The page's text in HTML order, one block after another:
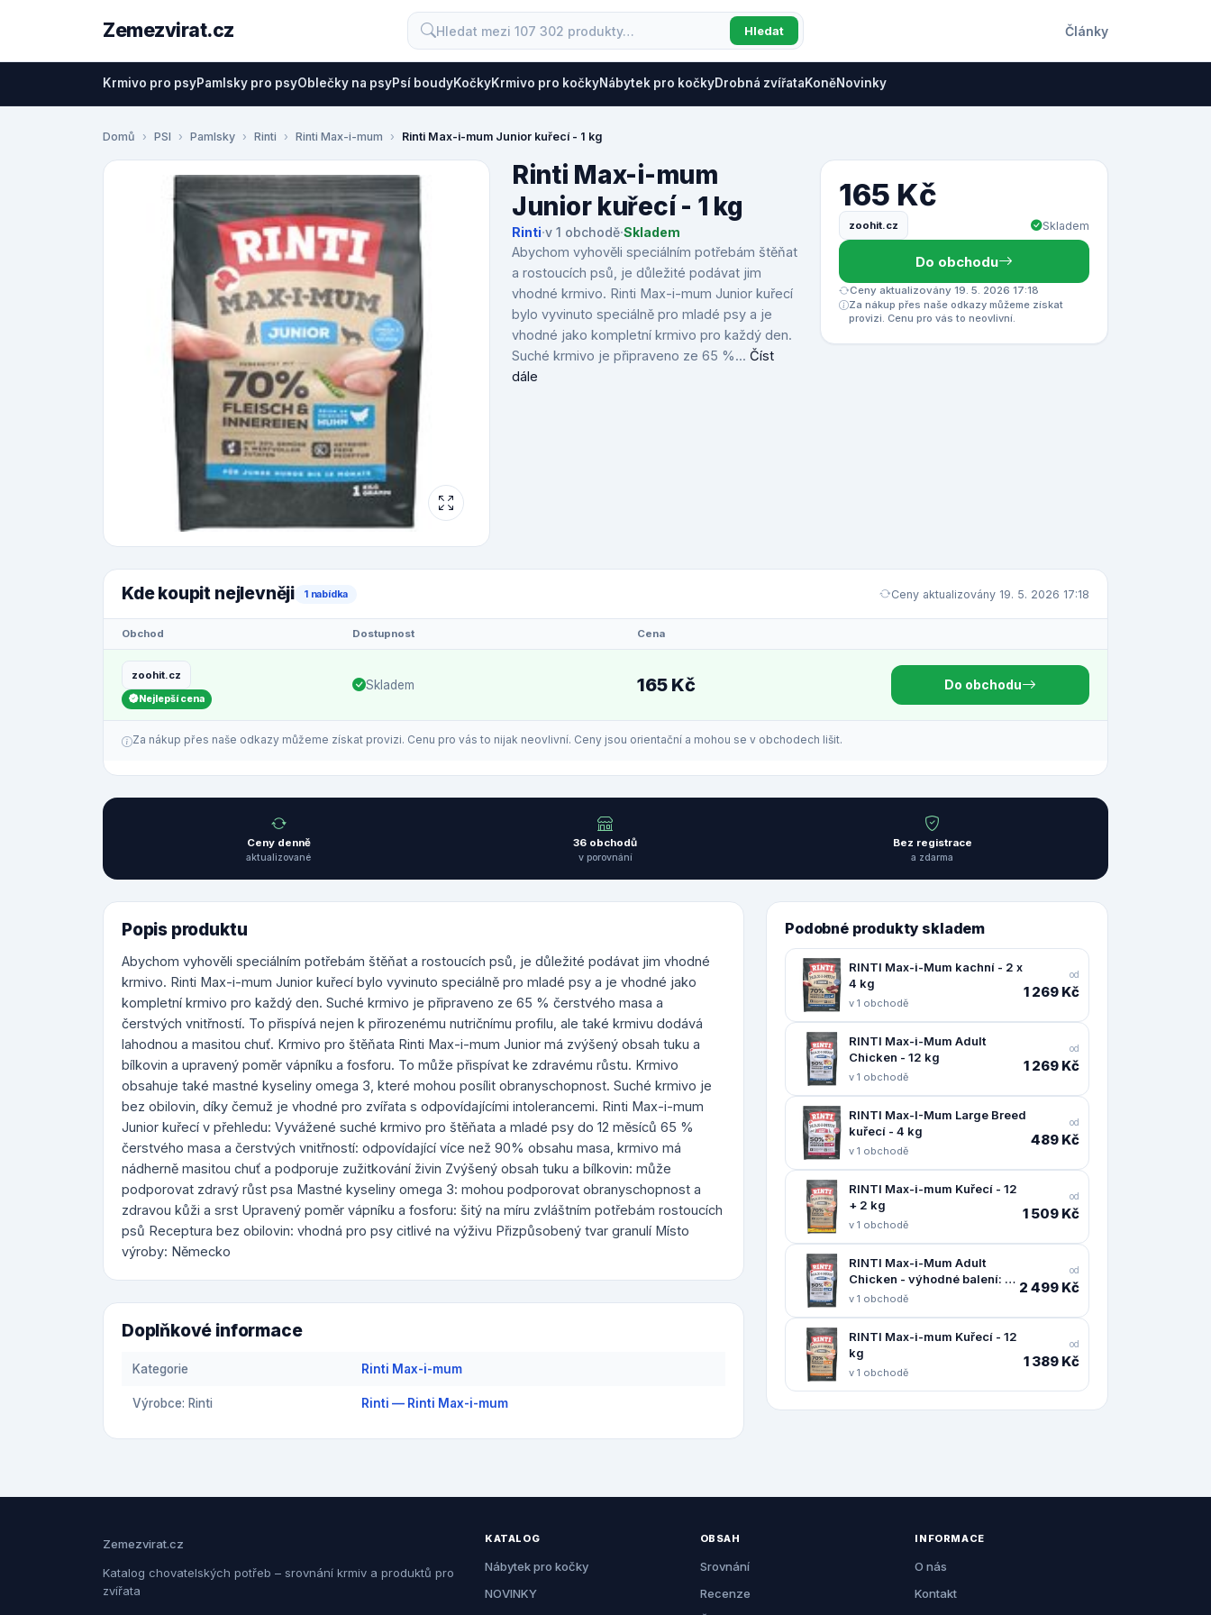
Zemezvirat.cz Hledat Články
Krmivo pro psyPamlsky pro psyOblečky na psyPsí boudyKočkyKrmivo pro kočkyNábytek pro kočkyDrobná zvířataKoněNovinky
Domů PSI Pamlsky Rinti Rinti Max-i-mum Rinti Max-i-mum Junior kuřecí - 1 kg
Rinti Max-i-mum
Junior kuřecí - 1 kg
Rinti·v 1 obchodě·Skladem
Abychom vyhověli speciálním potřebám štěňat
a rostoucích psů, je důležité podávat jim
vhodné krmivo. Rinti Max-i-mum Junior kuřecí
bylo vyvinuto speciálně pro mladé psy a je
vhodné jako kompletní krmivo pro každý den.
Suché krmivo je připraveno ze 65 %... Číst
dále
165 Kč
zoohit.cz Skladem
Do obchodu
Ceny aktualizovány 19. 5. 2026 17:18
Za nákup přes naše odkazy můžeme získat
provizi. Cenu pro vás to neovlivní.
Kde koupit nejlevněji 1 nabídka Ceny aktualizovány 19. 5. 2026 17:18
Obchod Dostupnost Cena
zoohit.cz
Nejlepší cena
Skladem 165 Kč Do obchodu
Za nákup přes naše odkazy můžeme získat provizi. Cenu pro vás to nijak neovlivní. Ceny jsou orientační a mohou se v obchodech lišit.
Ceny denně
aktualizované
36 obchodů
v porovnání
Bez registrace
a zdarma
Popis produktu
Abychom vyhověli speciálním potřebám štěňat a rostoucích psů, je důležité podávat jim vhodné
krmivo. Rinti Max-i-mum Junior kuřecí bylo vyvinuto speciálně pro mladé psy a je vhodné jako
kompletní krmivo pro každý den. Suché krmivo je připraveno ze 65 % čerstvého masa a
čerstvých vnitřností. To přispívá nejen k přirozenému nutričnímu profilu, ale také krmivu dodává
lahodnou a masitou chuť. Krmivo pro štěňata Rinti Max-i-mum Junior má zvýšený obsah tuku a
bílkovin a upravený poměr vápníku a fosforu. To může přispívat ke zdravému růstu. Krmivo
obsahuje také mastné kyseliny omega 3, které mohou posílit obranyschopnost. Suché krmivo je
bez obilovin, díky čemuž je vhodné pro zvířata s odpovídajícími intolerancemi. Rinti Max-i-mum
Junior kuřecí v přehledu: Vyvážené suché krmivo pro štěňata a mladé psy do 12 měsíců 65 %
čerstvého masa a čerstvých vnitřností: odpovídající více než 90% obsahu masa, krmivo má
nádherně masitou chuť a podporuje zužitkování živin Zvýšený obsah tuku a bílkovin: může
podporovat zdravý růst psa Mastné kyseliny omega 3: mohou podporovat obranyschopnost a
zdravou kůži a srst Upravený poměr vápníku a fosforu: šitý na míru zvláštním potřebám rostoucích
psů Receptura bez obilovin: vhodná pro psy citlivé na výživu Přizpůsobený tvar granulí Místo
výroby: Německo
Doplňkové informace
Kategorie Rinti Max-i-mum
Výrobce: Rinti Rinti — Rinti Max-i-mum
Podobné produkty skladem
RINTI Max-i-Mum kachní - 2 x
4 kg
v 1 obchodě
od
1 269 Kč
RINTI Max-i-Mum Adult
Chicken - 12 kg
v 1 obchodě
od
1 269 Kč
RINTI Max-I-Mum Large Breed
kuřecí - 4 kg
v 1 obchodě
od
489 Kč
RINTI Max-i-mum Kuřecí - 12
+ 2 kg
v 1 obchodě
od
1 509 Kč
RINTI Max-i-Mum Adult
Chicken - výhodné balení: 2
× 12 kg
v 1 obchodě
od
2 499 Kč
RINTI Max-i-mum Kuřecí - 12
kg
v 1 obchodě
od
1 389 Kč
Zemezvirat.cz
Katalog chovatelských potřeb – srovnání krmiv a produktů pro
zvířata
KATALOG
Nábytek pro kočky
NOVINKY
OBSAH
Srovnání
Recenze
INFORMACE
O nás
Kontakt